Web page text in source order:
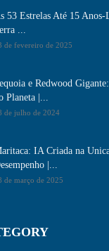
53 Estrelas Até 15 Anos-
...
de fevereiro de 2025
e Redwood
Planeta |...
de julho de 2024
IA Criada na
|...
de março de 2025